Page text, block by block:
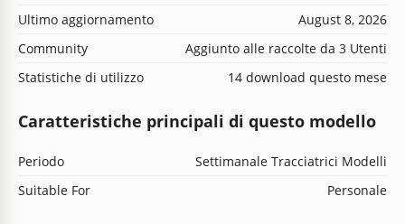
Ultimo aggiornamento
August 8, 2026
Community
Aggiunto alle raccolte da 3 Utenti
Statistiche di utilizzo
14 download questo mese
Caratteristiche principali di questo modello
Periodo
Settimanale Tracciatrici Modelli
Suitable For
Personale